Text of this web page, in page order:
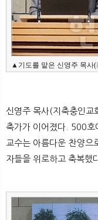
▲기도를 맡은 신영주 목사
신영주 목사(지축충인교
축가가 이어졌다. 500호
교수는 아름다운 찬양으
자들을 위로하고 축복했